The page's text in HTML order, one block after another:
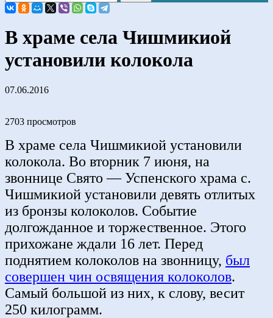
В храме села Чишмикиой
установили колокола
07.06.2016
2703 просмотров
В храме села Чишмикиой установили
колокола. Во вторник 7 июня, на
звоннице Свято — Успенского храма с.
Чишмикиой установили девять отлитых
из бронзы колоколов. Событие
долгожданное и торжественное. Этого
прихожане ждали 16 лет. Перед
поднятием колоколов на звонницу, был
совершен чин освящения колоколов.
Самый большой из них, к слову, весит
250 килограмм.